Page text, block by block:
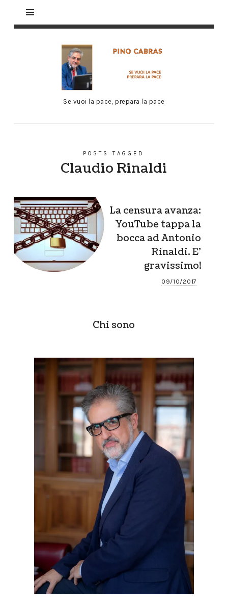
Se vuoi la pace, prepara la pace
POSTS TAGGED
Claudio Rinaldi
La censura avanza:
YouTube tappa la
bocca ad Antonio
Rinaldi. E’
gravissimo!
09/10/2017
Chi sono